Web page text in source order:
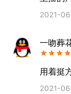
2021-
一吻葬
用着挺
2021-